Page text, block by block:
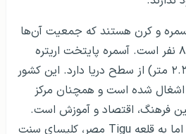
و کرن هستند که جمعیت آن‌ها
به ترتیب ۸۹۶۰۰۰ و ۸۲۱۹۸ نفر است. آسمره پایتخت اریتره
است و ۷.۶۲۸ فوت (۲.۳۲۵ متر) از سطح دریا دارد. این کشور
میلاد اشغال شده است و همچنان مرکز
فرهنگ، اقتصاد و آموزش است.
کرن بسیار کوچکتر است، اما به قلعه Tigu مصر، کلیسای سنت